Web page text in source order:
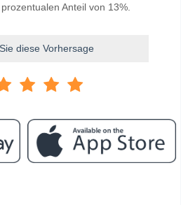
Anteil von 13%.
diese Vorhersage